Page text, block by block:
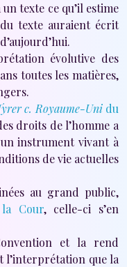
texte ce qu’il estime
texte auraient écrit
évolutive des
toutes les matières,
c. Royaume-Unidu
droits de l’homme a
instrument vivant à
de vie actuelles
au grand public,
Cour, celle-ci s’en
et la rend
l’interprétation que la